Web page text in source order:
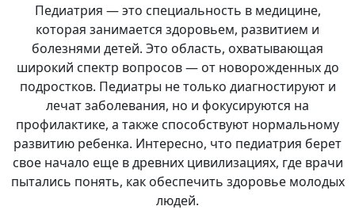
Педиатрия — это специальность в медицине,
которая занимается здоровьем, развитием и
болезнями детей. Это область, охватывающая
широкий спектр вопросов — от новорожденных до
подростков. Педиатры не только диагностируют и
лечат заболевания, но и фокусируются на
профилактике, а также способствуют нормальному
развитию ребенка. Интересно, что педиатрия берет
свое начало еще в древних цивилизациях, где врачи
пытались понять, как обеспечить здоровье молодых
людей.